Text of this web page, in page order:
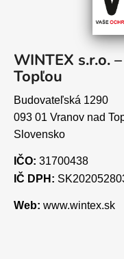
WINTEX s.r.o.
Topľou
Budovateľská 1290
093 01 Vranov nad
Slovensko
IČO: 31700438
IČ DPH:
Web: www.wintex.sk